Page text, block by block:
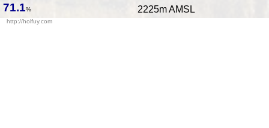
71.1% 2225m AMSL
http://holfuy.com